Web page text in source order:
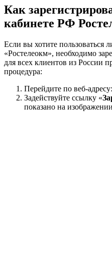
Как
кабинете РФ
Если вы хотите
«Ростелеокм», необходимо
для всех клиентов из России
процедура:
Перейдите по веб-адресу:
Задействуйте ссылку «
показано на